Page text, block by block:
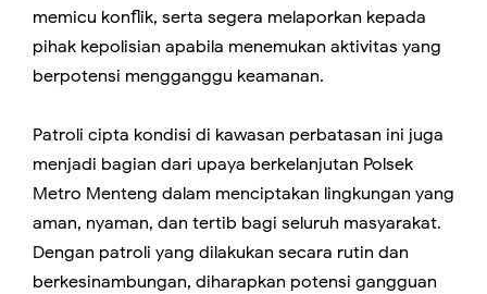
memicu konflik, serta segera melaporkan kepada
pihak kepolisian apabila menemukan aktivitas yang
berpotensi mengganggu keamanan.
Patroli cipta kondisi di kawasan perbatasan ini juga
menjadi bagian dari upaya berkelanjutan Polsek
Metro Menteng dalam menciptakan lingkungan yang
aman, nyaman, dan tertib bagi seluruh masyarakat.
Dengan patroli yang dilakukan secara rutin dan
berkesinambungan, diharapkan potensi gangguan